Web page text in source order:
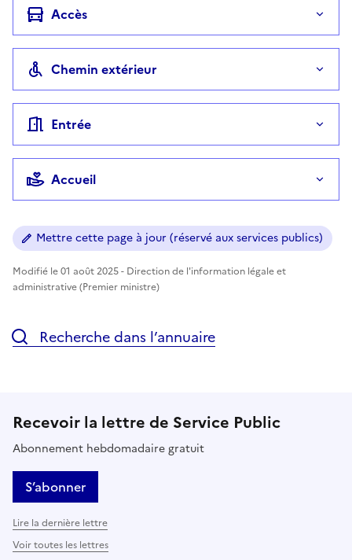
Accès
Chemin extérieur
Entrée
Accueil
Mettre cette page à jour (réservé aux services publics)
Modifié le 01 août 2025 - Direction de l'information légale et
administrative (Premier ministre)
Recherche dans l’annuaire
Recevoir la lettre de Service Public
Abonnement hebdomadaire gratuit
S’abonner
Lire la dernière lettre
Voir toutes les lettres